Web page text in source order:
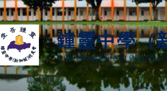
鍾靈中學（
Official website of Chung